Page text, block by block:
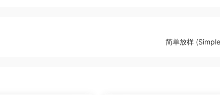
简单放样